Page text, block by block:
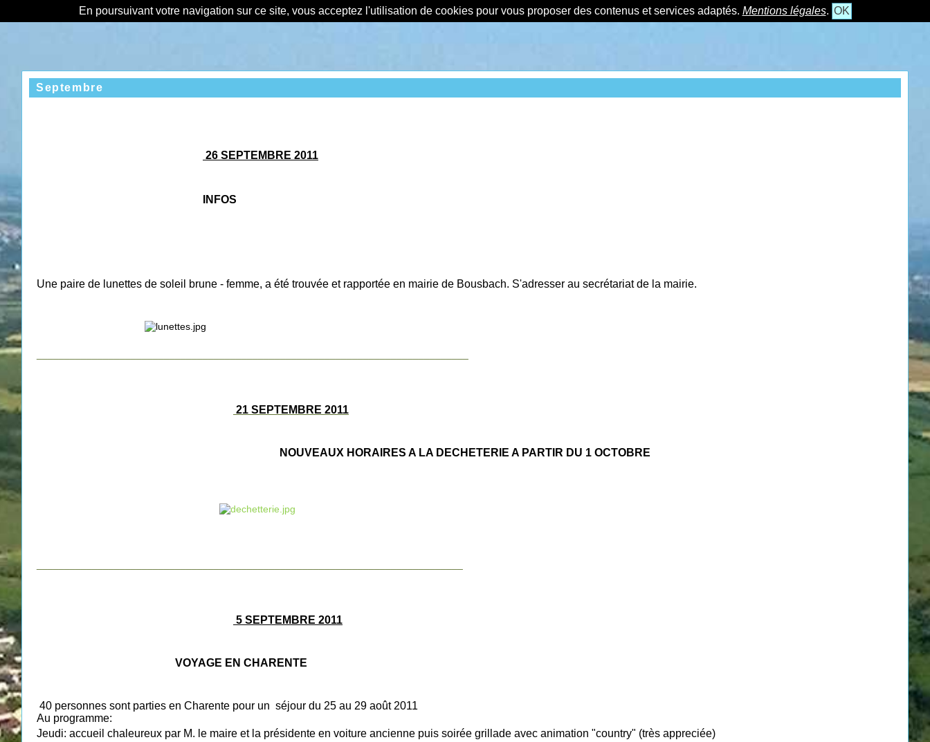
En poursuivant votre navigation sur ce site, vous acceptez l'utilisation de cookies pour vous proposer des contenus et services adaptés. Mentions légales. OK
Septembre
26 SEPTEMBRE 2011
INFOS
Une paire de lunettes de soleil brune - femme, a été trouvée et rapportée en mairie de Bousbach. S'adresser au secrétariat de la mairie.
21 SEPTEMBRE 2011
NOUVEAUX HORAIRES A LA DECHETERIE A PARTIR DU 1 OCTOBRE
5 SEPTEMBRE 2011
VOYAGE EN CHARENTE
40 personnes sont parties en Charente pour un séjour du 25 au 29 août 2011
Au programme:
Jeudi: accueil chaleureux par M. le maire et la présidente en voiture ancienne puis soirée grillade avec animation "country" (très appreciée)